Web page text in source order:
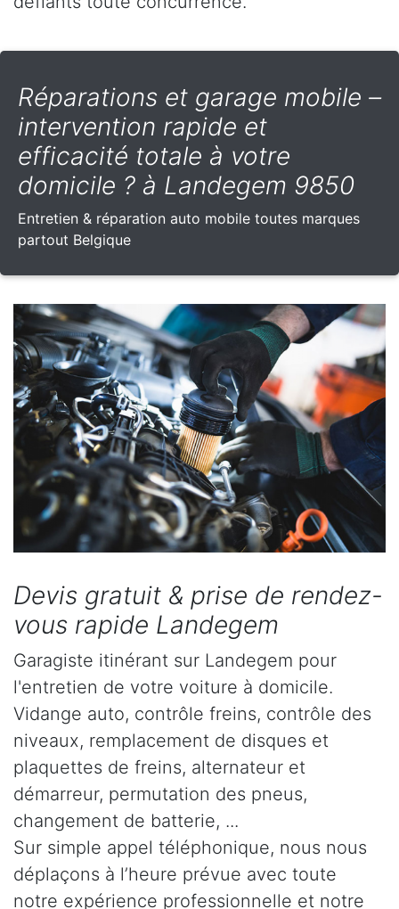
Réparations et garage mobile –
intervention rapide et
efficacité totale à votre
domicile ? à Landegem 9850
Entretien & réparation auto mobile toutes marques
partout Belgique
Devis gratuit & prise de rendez-
vous rapide Landegem
Garagiste itinérant sur Landegem pour
l'entretien de votre voiture à domicile.
Vidange auto, contrôle freins, contrôle des
niveaux, remplacement de disques et
plaquettes de freins, alternateur et
démarreur, permutation des pneus,
changement de batterie, ...
Sur simple appel téléphonique, nous nous
déplaçons à l’heure prévue avec toute
notre expérience professionnelle et notre